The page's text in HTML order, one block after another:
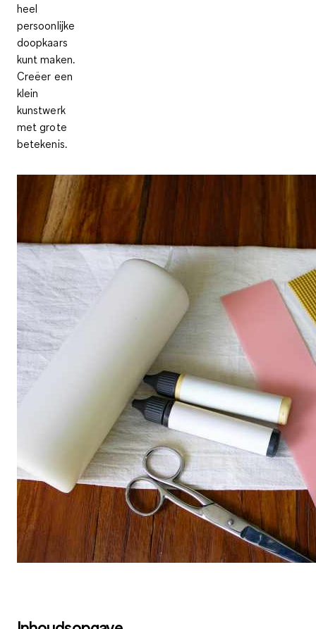
heel
persoonlijke
doopkaars
kunt maken.
Creëer een
klein
kunstwerk
met grote
betekenis.